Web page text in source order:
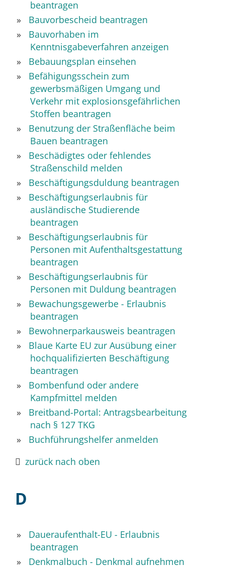
beantragen
Bauvorbescheid beantragen
Bauvorhaben im
Kenntnisgabeverfahren anzeigen
Bebauungsplan einsehen
Befähigungsschein zum
gewerbsmäßigen Umgang und
Verkehr mit explosionsgefährlichen
Stoffen beantragen
Benutzung der Straßenfläche beim
Bauen beantragen
Beschädigtes oder fehlendes
Straßenschild melden
Beschäftigungsduldung beantragen
Beschäftigungserlaubnis für
ausländische Studierende
beantragen
Beschäftigungserlaubnis für
Personen mit Aufenthaltsgestattung
beantragen
Beschäftigungserlaubnis für
Personen mit Duldung beantragen
Bewachungsgewerbe - Erlaubnis
beantragen
Bewohnerparkausweis beantragen
Blaue Karte EU zur Ausübung einer
hochqualifizierten Beschäftigung
beantragen
Bombenfund oder andere
Kampfmittel melden
Breitband-Portal: Antragsbearbeitung
nach § 127 TKG
Buchführungshelfer anmelden
zurück nach oben
D
Daueraufenthalt-EU - Erlaubnis
beantragen
Denkmalbuch - Denkmal aufnehmen